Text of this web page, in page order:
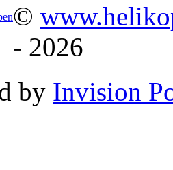
©
- 2026
by Invision